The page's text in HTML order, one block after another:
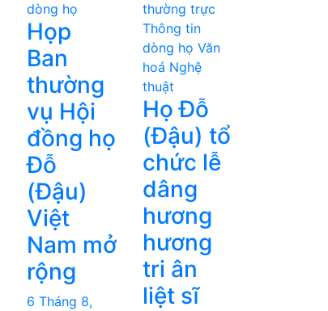
dòng họ
Họp
Ban
thường
vụ Hội
đồng họ
Đỗ
(Đậu)
Việt
Nam mở
rộng
6 Tháng 8,
thường trực
Thông tin
dòng họ Văn
hoá Nghệ
thuật
Họ Đỗ
(Đậu) tổ
chức lễ
dâng
hương
hương
tri ân
liệt sĩ